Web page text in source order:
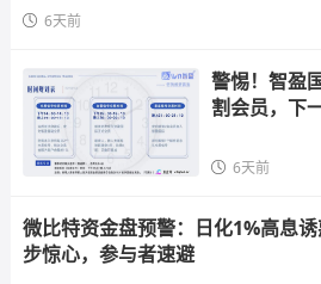
6天前
警惕！智盈
割会员，下
6天前
微比特资金盘预警：日化1%高息
步惊心，参与者速避